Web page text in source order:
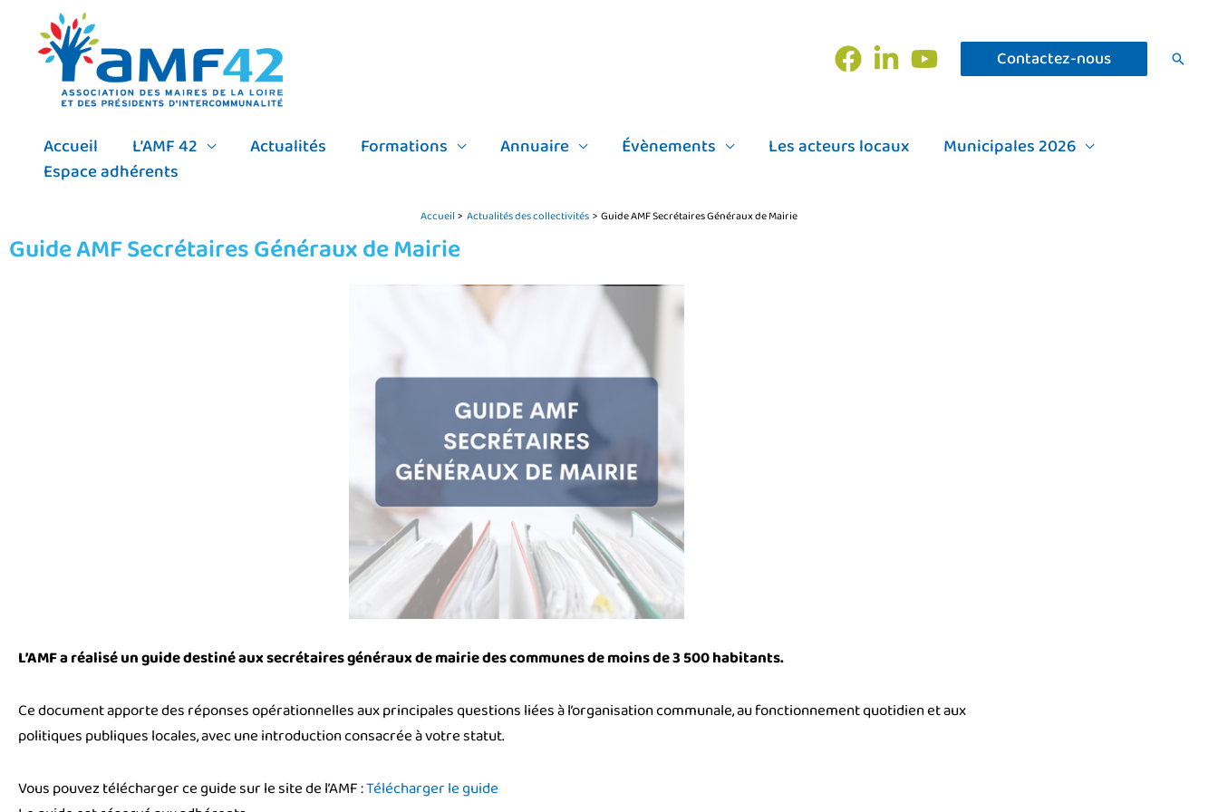
contenu
Contactez-nous
Accueil L’AMF 42 Actualités Formations Annuaire Évènements Les acteurs locaux
Municipales 2026
Espace adhérents
Accueil Actualités des collectivités Guide AMF Secrétaires Généraux de Mairie
Guide AMF Secrétaires Généraux de Mairie
L’AMF a réalisé un guide destiné aux secrétaires généraux de mairie des communes de moins de 3 500 habitants.
Ce document apporte des réponses opérationnelles aux principales questions liées à l’organisation communale, au fonctionnement quotidien et aux
politiques publiques locales, avec une introduction consacrée à votre statut.
Vous pouvez télécharger ce guide sur le site de l’AMF :Télécharger le guide